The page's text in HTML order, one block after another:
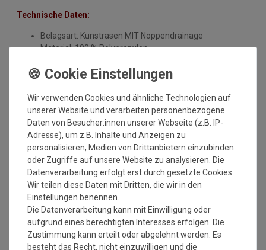
Technische Daten:
Belagsart: Kunstrasen MIT Noppendrainage
Material: 100 % Polypropylen
Rückenausstattung: mit Noppen
Gesamthöhe: ca. 8-9 mm (+/-10%
Brennverhalten: 13501-1 Ffl
nicht UV-beständig
Schadstoffgeprüftes Urteil: gut
Lieferform: gerollt
Einsatzbereiche: Balkon, Wintergarten, Terrasse usw.
er ist NICHT als Rasenersatz zum Auslegen im Garten
geeignet
Wichtiger Hinweis: Bitte beachten Sie, dass es bei größeren
Bestellmengen in verschiedenen Rollenbreiten zu
Farbabweichungen kommen kann. Durch die
Sonneneinstrahlung kann eszu Farbveränderungen kommen,
Wir verwenden Cookies und ähnliche Technologien auf
unserer Website und verarbeiten personenbezogene
Daten von Besucher:innen unserer Webseite (z.B. IP-
Adresse), um z.B. Inhalte und Anzeigen zu
personalisieren, Medien von Drittanbietern einzubinden
oder Zugriffe auf unsere Website zu analysieren. Die
Datenverarbeitung erfolgt erst durch gesetzte Cookies.
Wir teilen diese Daten mit Dritten, die wir in den
Einstellungen benennen.
Die Datenverarbeitung kann mit Einwilligung oder
aufgrund eines berechtigten Interesses erfolgen. Die
Zustimmung kann erteilt oder abgelehnt werden. Es
besteht das Recht, nicht einzuwilligen und die